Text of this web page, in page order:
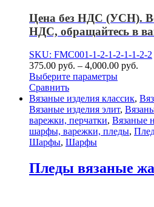
Цена без НДС (УСН).
НДС, обращайтесь в
SKU: FMC001-1-2-1-2-1-1-2-2
375.00 руб. – 4,000.00 руб.
Выберите параметры
Сравнить
Вязаные изделия классик,
Вязаные изделия элит,
варежки, перчатки, Вязаные
шарфы, варежки, пледы,
Шарфы, Шарфы
Пледы вязаные